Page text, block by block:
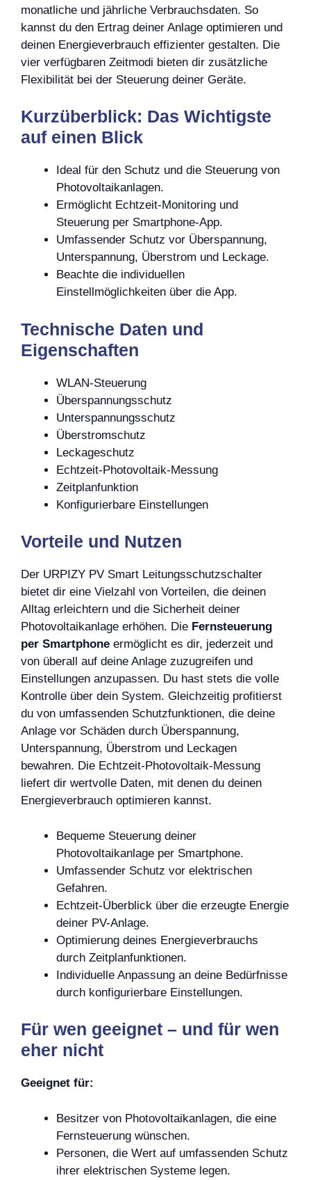
monatliche und jährliche Verbrauchsdaten. So
kannst du den Ertrag deiner Anlage optimieren und
deinen Energieverbrauch effizienter gestalten. Die
vier verfügbaren Zeitmodi bieten dir zusätzliche
Flexibilität bei der Steuerung deiner Geräte.
Kurzüberblick: Das Wichtigste
auf einen Blick
Ideal für den Schutz und die Steuerung von
Photovoltaikanlagen.
Ermöglicht Echtzeit-Monitoring und
Steuerung per Smartphone-App.
Umfassender Schutz vor Überspannung,
Unterspannung, Überstrom und Leckage.
Beachte die individuellen
Einstellmöglichkeiten über die App.
Technische Daten und
Eigenschaften
WLAN-Steuerung
Überspannungsschutz
Unterspannungsschutz
Überstromschutz
Leckageschutz
Echtzeit-Photovoltaik-Messung
Zeitplanfunktion
Konfigurierbare Einstellungen
Vorteile und Nutzen
Der URPIZY PV Smart Leitungsschutzschalter
bietet dir eine Vielzahl von Vorteilen, die deinen
Alltag erleichtern und die Sicherheit deiner
Photovoltaikanlage erhöhen. Die Fernsteuerung
per Smartphone ermöglicht es dir, jederzeit und
von überall auf deine Anlage zuzugreifen und
Einstellungen anzupassen. Du hast stets die volle
Kontrolle über dein System. Gleichzeitig profitierst
du von umfassenden Schutzfunktionen, die deine
Anlage vor Schäden durch Überspannung,
Unterspannung, Überstrom und Leckagen
bewahren. Die Echtzeit-Photovoltaik-Messung
liefert dir wertvolle Daten, mit denen du deinen
Energieverbrauch optimieren kannst.
Bequeme Steuerung deiner
Photovoltaikanlage per Smartphone.
Umfassender Schutz vor elektrischen
Gefahren.
Echtzeit-Überblick über die erzeugte Energie
deiner PV-Anlage.
Optimierung deines Energieverbrauchs
durch Zeitplanfunktionen.
Individuelle Anpassung an deine Bedürfnisse
durch konfigurierbare Einstellungen.
Für wen geeignet – und für wen
eher nicht
Geeignet für:
Besitzer von Photovoltaikanlagen, die eine
Fernsteuerung wünschen.
Personen, die Wert auf umfassenden Schutz
ihrer elektrischen Systeme legen.